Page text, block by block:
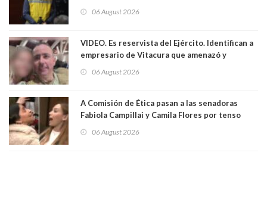
06 August 2026
VIDEO. Es reservista del Ejército. Identifican a
empresario de Vitacura que amenazó y
al "ring raja". Se trata de Andrés Arrieta y la
06 August 2026
A Comisión de Ética pasan a las senadoras
Fabiola Campillai y Camila Flores por tenso
06 August 2026